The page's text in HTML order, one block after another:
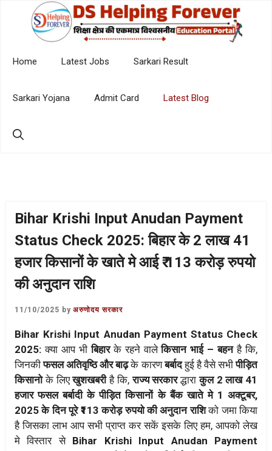
Home Latest Jobs Sarkari Result
Sarkari Yojana Admit Card Latest Blog
Bihar Krishi Input Anudan Payment
Status Check 2025: बिहार के 2 लाख 41
हजार किसानों के खाते मे आई ₹ 113 करोड़ रुपयो
की अनुदान राशि
11/10/2025 byअरुणोदय सरकार
Bihar Krishi Input Anudan Payment Status Check
2025:क्या आप भीबिहारके रहने वालेकिसान भाई – बहनहै कि,
जिनकीफसल अतिवृष्ठि और बाढ़के कारणबर्बादहुई है वैसे सभीपीड़ित
किसानोके लिएखुशखबरीहै कि,राज्य सरकारद्धाराकुल 2 लाख 41
हजार फसल बर्बादी के पीड़ित किसानों के बैंक खाते मे 1 अक्टूबर,
2025 के दिन पूरे ₹113 करोड़ रुपयो की अनुदान राशिको जमा किया
है जिसका लाभ आप सभी प्राप्त कर सकें इसके लिए हम, आपको लेख
मे विस्तार से Bihar Krishi Input Anudan Payment